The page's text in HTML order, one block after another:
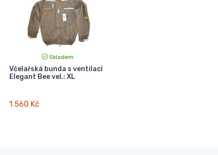
Skladem
Včelařská bunda s ventilací
Elegant Bee vel.: XL
1 560 Kč